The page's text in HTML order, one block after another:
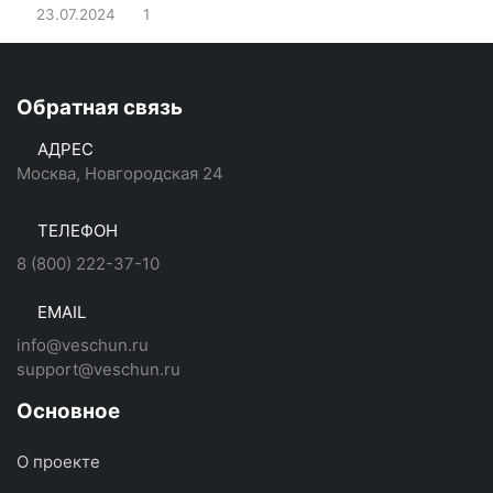
23.07.2024 1
Обратная связь
АДРЕС
Москва, Новгородская 24
ТЕЛЕФОН
8 (800) 222-37-10
EMAIL
info@veschun.ru
support@veschun.ru
Основное
О проекте